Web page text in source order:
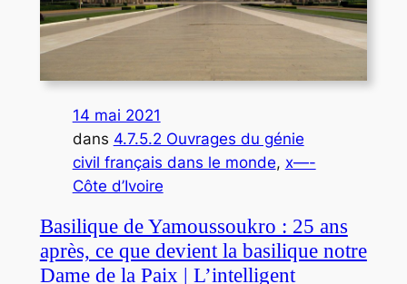
14 mai 2021
dans 4.7.5.2 Ouvrages du génie
civil français dans le monde, x—-
Côte d’Ivoire
Basilique de Yamoussoukro : 25 ans
après, ce que devient la basilique notre
Dame de la Paix | L’intelligent